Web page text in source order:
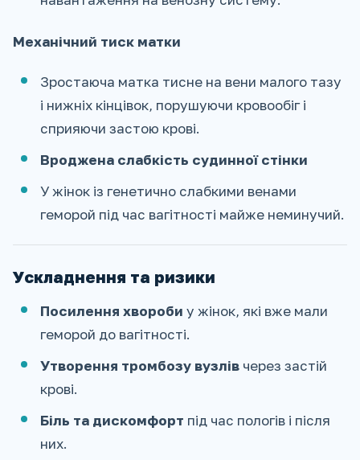
Механічний тиск матки
Зростаюча матка тисне на вени малого тазу
і нижніх кінцівок, порушуючи кровообіг і
сприяючи застою крові.
Вроджена слабкість судинної стінки
У жінок із генетично слабкими венами
геморой під час вагітності майже неминучий.
Ускладнення та ризики
Посилення хвороби у жінок, які вже мали
геморой до вагітності.
Утворення тромбозу вузлів через застій
крові.
Біль та дискомфорт під час пологів і після
них.